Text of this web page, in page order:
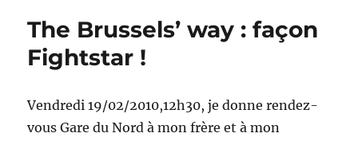
The Brussels’ way : façon
Fightstar !
Vendredi 19/02/2010,12h30, je donne rendez-
vous Gare du Nord à mon frère et à mon